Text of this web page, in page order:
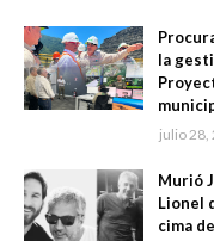
la
julio 28,
Murió
Lionel
cima